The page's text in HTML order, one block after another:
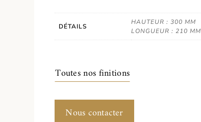
DÉTAILS
HAUTEUR : 300 MM
LONGUEUR : 210 MM
Toutes nos finitions
Nous contacter